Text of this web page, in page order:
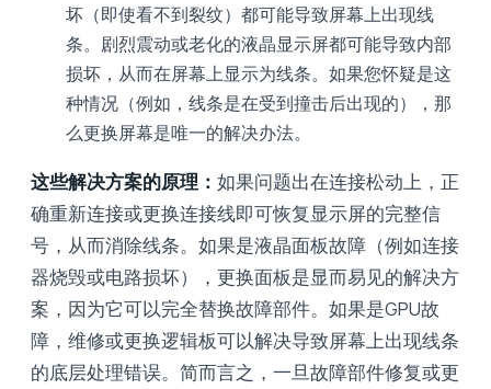
坏（即使看不到裂纹）都可能导致屏幕上出现线
条。剧烈震动或老化的液晶显示屏都可能导致内部
损坏，从而在屏幕上显示为线条。如果您怀疑是这
种情况（例如，线条是在受到撞击后出现的），那
么更换屏幕是唯一的解决办法。
这些解决方案的原理： 如果问题出在连接松动上，正
确重新连接或更换连接线即可恢复显示屏的完整信
号，从而消除线条。如果是液晶面板故障（例如连接
器烧毁或电路损坏），更换面板是显而易见的解决方
案，因为它可以完全替换故障部件。如果是GPU故
障，维修或更换逻辑板可以解决导致屏幕上出现线条
的底层处理错误。简而言之，一旦故障部件修复或更